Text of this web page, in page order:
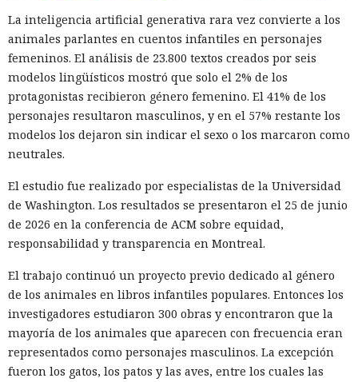
AT&T, Ticketmaster, Advance Auto Parts, Neiman Marcus,
Santander, LendingTree y uno de los distritos escolares más
grandes de Estados Unidos.
La magnitud de las filtraciones fue enorme: en el caso de
AT&T se trató de registros de llamadas y mensajes de más
de 100 millones de abonados, y el hackeo a Ticketmaster
afectó a alrededor de 560 millones de usuarios.
Según la investigación, los hackeos ocurrieron entre febrero
y octubre de 2024. Los atacantes accedieron a cuentas
bancarias, información financiera, números de registro de
la Administración para el Control de Drogas, licencias de
Tras robar los datos, los hackers extorsionaban a las
empresas exigiendo dinero y amenazando con publicar lo
sustraído. El grupo obtuvo alrededor de 2,5 millones de
dólares en rescates; además, Muka chantajeó al menos a
una víctima de forma reiterada, utilizando datos de un
La inteligencia artificial generativa rara vez convierte a los
animales parlantes en cuentos infantiles en personajes
femeninos. El análisis de 23.800 textos creados por seis
modelos lingüísticos mostró que solo el 2% de los
protagonistas recibieron género femenino. El 41% de los
personajes resultaron masculinos, y en el 57% restante los
modelos los dejaron sin indicar el sexo o los marcaron como
neutrales.
El estudio fue realizado por especialistas de la Universidad
de Washington. Los resultados se presentaron el 25 de junio
de 2026 en la conferencia de ACM sobre equidad,
responsabilidad y transparencia en Montreal.
El trabajo continuó un proyecto previo dedicado al género
de los animales en libros infantiles populares. Entonces los
investigadores estudiaron 300 obras y encontraron que la
mayoría de los animales que aparecen con frecuencia eran
representados como personajes masculinos. La excepción
fueron los gatos, los patos y las aves, entre los cuales las